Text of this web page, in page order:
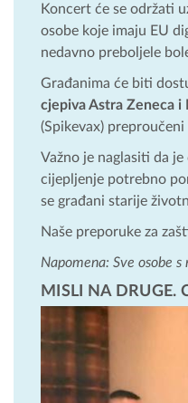
Koncert će se održati
osobe koje imaju EU
nedavno preboljele
Građanima će biti
cjepiva Astra Zeneca i
(Spikevax)
Važno je naglasiti da
cijepljenje potrebno
se građani starije
Naše preporuke za
Napomena: Sve osobe
MISLI NA DRUGE.